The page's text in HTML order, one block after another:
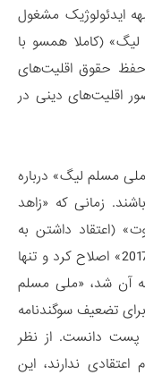
ایدئولوژیک مشغول
(کاملا همسو با
حفظ حقوق اقلیت‌های
اقلیت‌های دینی در
مسلم لیگ» درباره
زمانی که «زاهد
(اعتقاد داشتن به
خاتمیت پیامبر) را در «قانون انتخابات سال 2017» اصلاح کرد و تنها
به آن شد، «ملی مسلم
تضعیف سوگندنامه
دانست. از نظر
ندارند، این